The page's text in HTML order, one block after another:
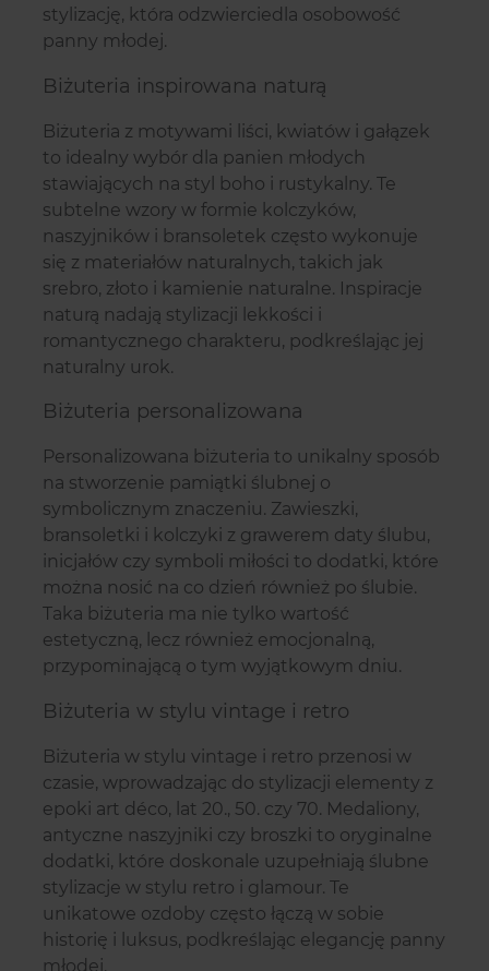
stylizację, która odzwierciedla osobowość
panny młodej.
Biżuteria inspirowana naturą
Biżuteria z motywami liści, kwiatów i gałązek
to idealny wybór dla panien młodych
stawiających na styl boho i rustykalny. Te
subtelne wzory w formie kolczyków,
naszyjników i bransoletek często wykonuje
się z materiałów naturalnych, takich jak
srebro, złoto i kamienie naturalne. Inspiracje
naturą nadają stylizacji lekkości i
romantycznego charakteru, podkreślając jej
naturalny urok.
Biżuteria personalizowana
Personalizowana biżuteria to unikalny sposób
na stworzenie pamiątki ślubnej o
symbolicznym znaczeniu. Zawieszki,
bransoletki i kolczyki z grawerem daty ślubu,
inicjałów czy symboli miłości to dodatki, które
można nosić na co dzień również po ślubie.
Taka biżuteria ma nie tylko wartość
estetyczną, lecz również emocjonalną,
przypominającą o tym wyjątkowym dniu.
Biżuteria w stylu vintage i retro
Biżuteria w stylu vintage i retro przenosi w
czasie, wprowadzając do stylizacji elementy z
epoki art déco, lat 20., 50. czy 70. Medaliony,
antyczne naszyjniki czy broszki to oryginalne
dodatki, które doskonale uzupełniają ślubne
stylizacje w stylu retro i glamour. Te
unikatowe ozdoby często łączą w sobie
historię i luksus, podkreślając elegancję panny
młodej.